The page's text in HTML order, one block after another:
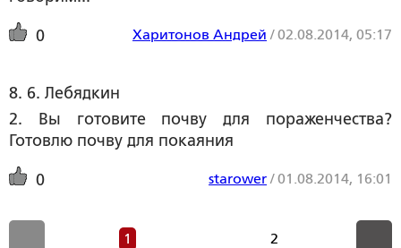
0 Харитонов Андрей /02.08.2014, 05:17
8. 6. Лебядкин
2. Вы готовите почву для пораженчества?
Готовлю почву для покаяния
0 starower /01.08.2014, 16:01
1 2